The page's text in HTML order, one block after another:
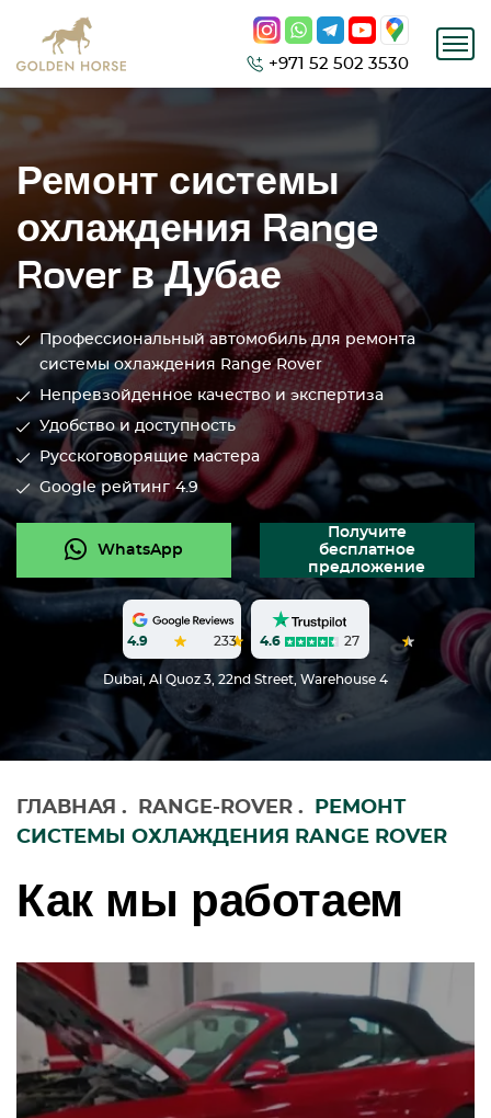
+971 52 502 3530
Ремонт системы
охлаждения Range
Rover в Дубае
Профессиональный автомобиль для ремонта
системы охлаждения Range Rover
Непревзойденное качество и экспертиза
Удобство и доступность
Русскоговорящие мастера
Google рейтинг 4.9
WhatsApp
Получите
бесплатное
предложение
4.9 233 4.6 27
Dubai, Al Quoz 3, 22nd Street, Warehouse 4
ГЛАВНАЯ . RANGE-ROVER .
РЕМОНТ
СИСТЕМЫ ОХЛАЖДЕНИЯ RANGE ROVER
Как мы работаем